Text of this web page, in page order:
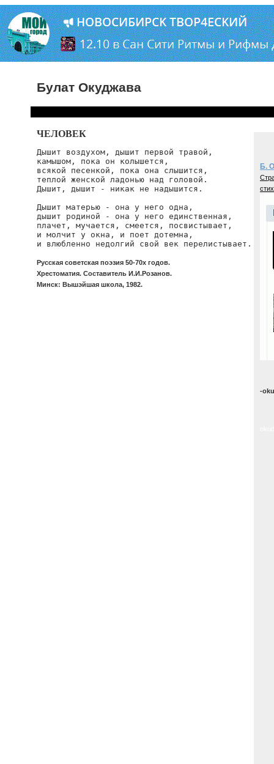
Булат Окуджава
ЧЕЛОВЕК
Дышит воздухом, дышит первой травой,
камышом, пока он колышется,
всякой песенкой, пока она слышится,
теплой женской ладонью над головой.
Дышит, дышит - никак не надышится.
Дышит матерью - она у него одна,
дышит родиной - она у него единственная,
плачет, мучается, смеется, посвистывает,
и молчит у окна, и поет дотемна,
и влюбленно недолгий свой век перелистывает.
Русская советская поэзия 50-70х годов.
Хрестоматия. Составитель И.И.Розанов.
Минск: Вышэйшая школа, 1982.
Б.
-